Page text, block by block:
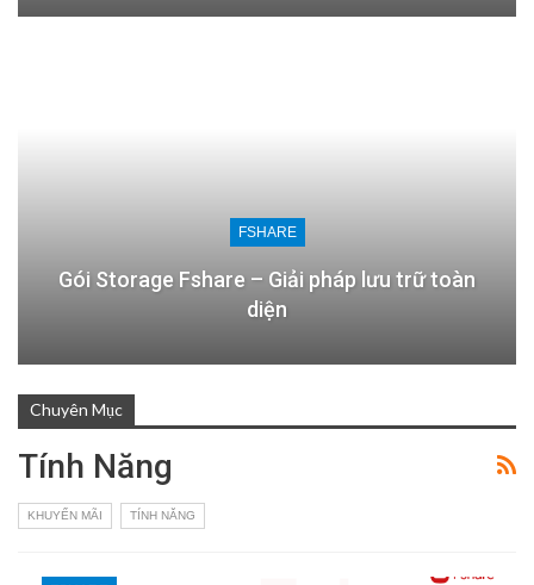
FSHARE
Gói Storage Fshare – Giải pháp lưu trữ toàn
diện
Chuyên Mục
Tính Năng
KHUYẾN MÃI TÍNH NĂNG